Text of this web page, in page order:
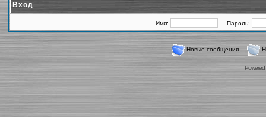
Вход
Имя: Пароль:
Новые сообщения